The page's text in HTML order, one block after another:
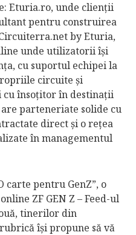
Eturia.ro, unde clienţii
pentru construirea
by Eturia,
unde utilizatorii îşi
cu suportul echipei la
circuite şi
cu însoţitor în destinaţii
parteneriate solide cu
direct şi o reţea
în managementul
carte pentru GenZ”, o
ZF GEN Z – Feed-ul
tinerilor din
îşi propune să vă